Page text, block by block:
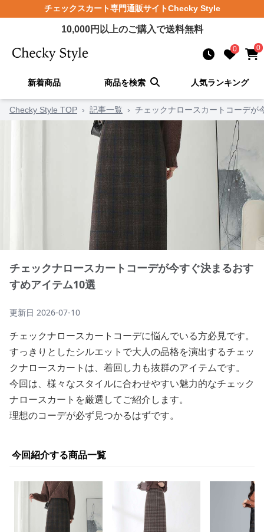
チェックスカート専門通販サイトChecky Style
10,000円以上のご購入で送料無料
0 0
新着商品 商品を検索 人気ランキング
Checky Style TOP › 記事一覧 › チェックナロースカートコーデが
チェックナロースカートコーデが今すぐ決まるおす
すめアイテム10選
更新日 2026-07-10
チェックナロースカートコーデに悩んでいる方必見です。
すっきりとしたシルエットで大人の品格を演出するチェッ
クナロースカートは、着回し力も抜群のアイテムです。
今回は、様々なスタイルに合わせやすい魅力的なチェック
ナロースカートを厳選してご紹介します。
理想のコーデが必ず見つかるはずです。
今回紹介する商品一覧